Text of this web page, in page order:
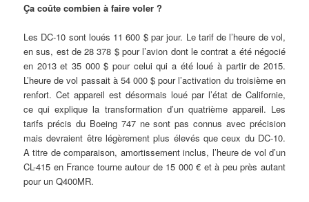
Ça coûte combien à faire voler ?
Les DC-10 sont loués 11 600 $ par jour. Le tarif de l’heure de vol,
en sus, est de 28 378 $ pour l’avion dont le contrat a été négocié
en 2013 et 35 000 $ pour celui qui a été loué à partir de 2015.
L’heure de vol passait à 54 000 $ pour l’activation du troisième en
renfort. Cet appareil est désormais loué par l’état de Californie,
ce qui explique la transformation d’un quatrième appareil. Les
tarifs précis du Boeing 747 ne sont pas connus avec précision
mais devraient être légèrement plus élevés que ceux du DC-10.
A titre de comparaison, amortissement inclus, l’heure de vol d’un
CL-415 en France tourne autour de 15 000 € et à peu près autant
pour un Q400MR.